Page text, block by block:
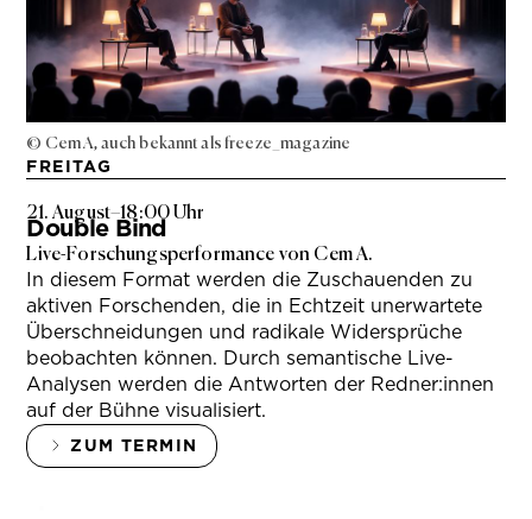
© Cem A, auch bekannt als freeze_magazine
FREITAG
21. August–18:00 Uhr
Double Bind
Live-Forschungsperformance von Cem A.
In diesem Format werden die Zuschauenden zu
aktiven Forschenden, die in Echtzeit unerwartete
Überschneidungen und radikale Widersprüche
beobachten können. Durch semantische Live-
Analysen werden die Antworten der Redner:innen
auf der Bühne visualisiert.
ZUM TERMIN